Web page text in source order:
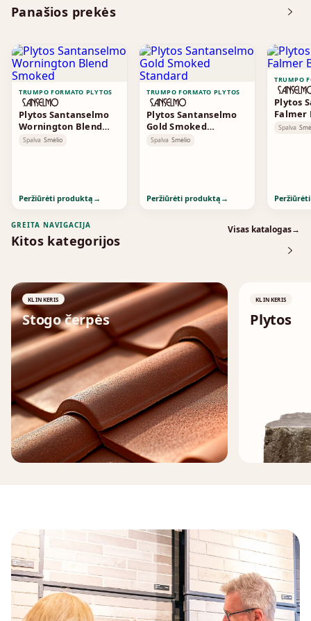
Panašios prekės
TRUMPO FORMATO PLYTOS
Plytos Santanselmo
Wornington Blend
Smoked
Spalva Smėlio
Peržiūrėti produktą →
TRUMPO FORMATO PLYTOS
Plytos Santanselmo
Gold Smoked
Standard
Spalva Smėlio
Peržiūrėti produktą →
TRUMPO
Plytos
Falmer
Spalva
GREITA NAVIGACIJA
Kitos kategorijos
Visas katalogas→
KLINKERIS
Stogo čerpės
↗
KLINKERIS
Plytos